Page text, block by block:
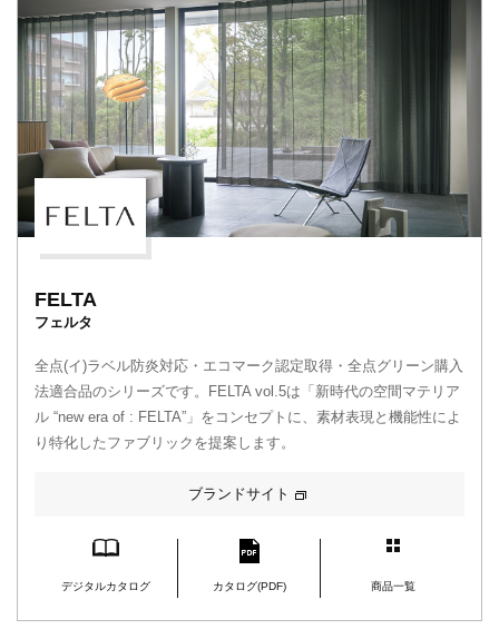
FELTA
フェルタ
全点(イ)ラベル防炎対応・エコマーク認定取得・全点グリーン購入
法適合品のシリーズです。FELTA vol.5は「新時代の空間マテリア
ル “new era of : FELTA”」をコンセプトに、素材表現と機能性によ
り特化したファブリックを提案します。
ブランドサイト
デジタルカタログ カタログ(PDF) 商品一覧